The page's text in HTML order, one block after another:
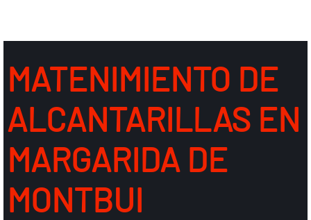
MATENIMIENTO DE
ALCANTARILLAS EN
MARGARIDA DE
MONTBUI